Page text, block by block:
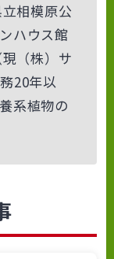
相模原公
ハウス館
（株）サ
20年以
系植物の